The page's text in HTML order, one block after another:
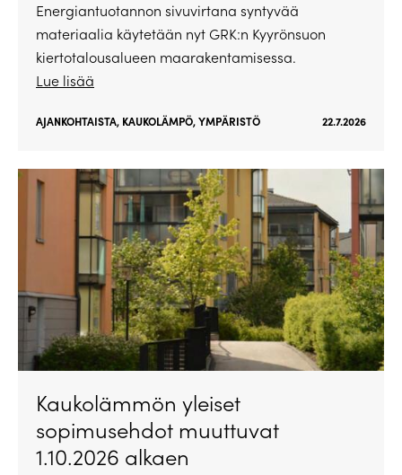
Energiantuotannon sivuvirtana syntyvää
materiaalia käytetään nyt GRK:n Kyyrönsuon
kiertotalousalueen maarakentamisessa.
Lue lisää
AJANKOHTAISTA, KAUKOLÄMPÖ,YMPÄRISTÖ 22.7.2026
Kaukolämmön yleiset
sopimusehdot muuttuvat
1.10.2026 alkaen